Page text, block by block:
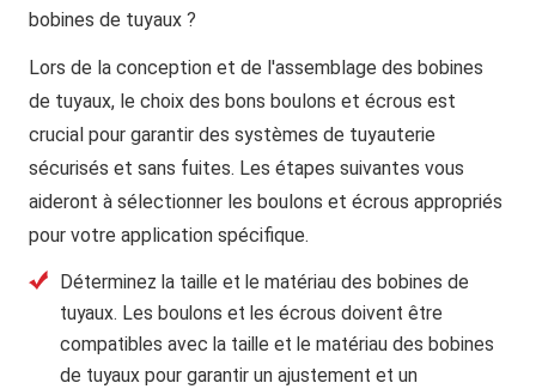
bobines de tuyaux ?
Lors de la conception et de l'assemblage des bobines
de tuyaux, le choix des bons boulons et écrous est
crucial pour garantir des systèmes de tuyauterie
sécurisés et sans fuites. Les étapes suivantes vous
aideront à sélectionner les boulons et écrous appropriés
pour votre application spécifique.
Déterminez la taille et le matériau des bobines de
tuyaux. Les boulons et les écrous doivent être
compatibles avec la taille et le matériau des bobines
de tuyaux pour garantir un ajustement et un